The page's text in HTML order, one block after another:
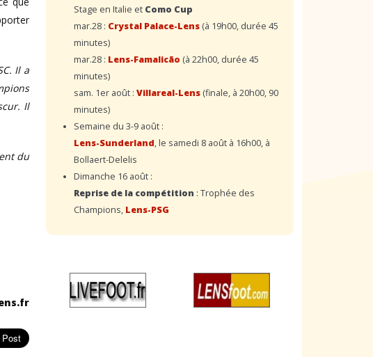
Il a
Il
du
Stage en Italie et Como Cup
mar.28 : Crystal Palace-Lens (à 19h00, durée 45
minutes)
mar.28 : Lens-Famalicão (à 22h00, durée 45
minutes)
sam. 1er août : Villareal-Lens (finale, à 20h00, 90
minutes)
Semaine du 3-9 août :
Lens-Sunderland, le samedi 8 août à 16h00, à
Bollaert-Delelis
Dimanche 16 août :
Reprise de la compétition : Trophée des
Champions, Lens-PSG